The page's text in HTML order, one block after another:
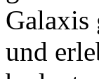
Galaxis
und